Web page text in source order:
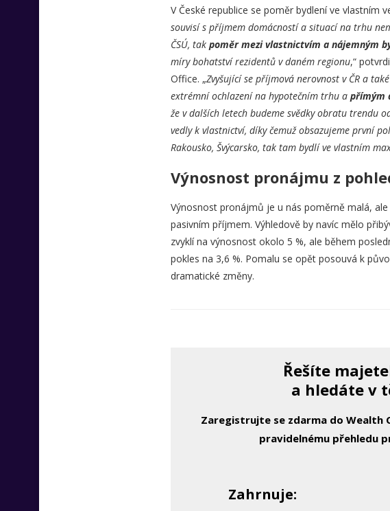
V České republice se poměr bydlení ve vlastním
souvisí s příjmem domácností a situací na trhu
ČSÚ, tak poměr mezi vlastnictvím a nájemným
míry bohatství rezidentů v daném regionu,“
Office. „Zvyšující se příjmová nerovnost v ČR a
extrémní ochlazení na hypotečním trhu a přímým
že v dalších letech budeme svědky obratu trendu
vedly k vlastnictví, díky čemuž obsazujeme první
Rakousko, Švýcarsko, tak tam bydlí ve vlastním
Výnosnost pronájmu z
Výnosnost pronájmů je u nás poměrně malá,
pasivním příjmem. Výhledově by navíc mělo
zvyklí na výnosnost okolo 5 %, ale během
pokles na 3,6 %. Pomalu se opět posouvá k
dramatické změny.
Řešíte
a hledáte v
Zaregistrujte se zdarma do Wealth
pravidelnému přehledu
Zahrnuje: